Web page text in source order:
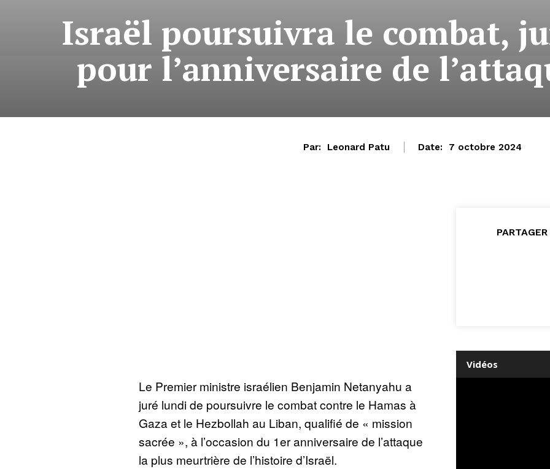
Israël poursuivra le combat,
pour l’anniversaire de
Par: Leonard Patu Date: 7 octobre 2024
Le Premier ministre israélien Benjamin Netanyahu a
juré lundi de poursuivre le combat contre le Hamas à
Gaza et le Hezbollah au Liban, qualifié de « mission
sacrée », à l’occasion du 1er anniversaire de l’attaque
la plus meurtrière de l’histoire d’Israël.
PARTAGER
Vidéos